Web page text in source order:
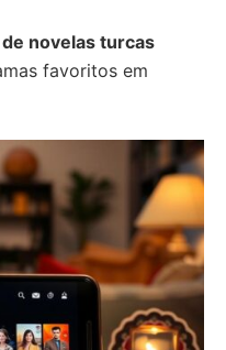
novelas turcas
favoritos em